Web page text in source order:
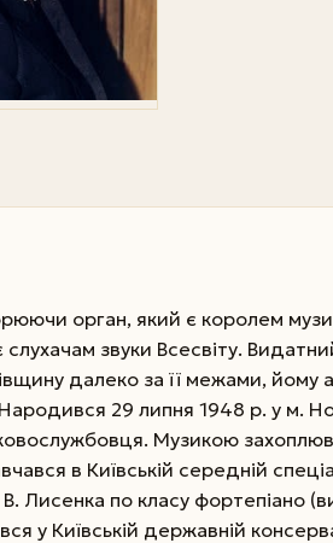
орган, який є королем
слухачам звуки Всесвіту.
далеко за її межами, йому
Народився 29 липня 1948 р. у м.
Музикою
в Київській середній
В. Лисенка по класу фортепіано
у Київській державній